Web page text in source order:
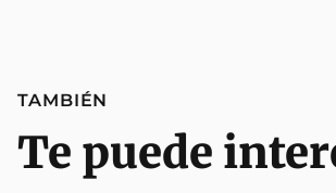
TAMBIÉN
Te puede